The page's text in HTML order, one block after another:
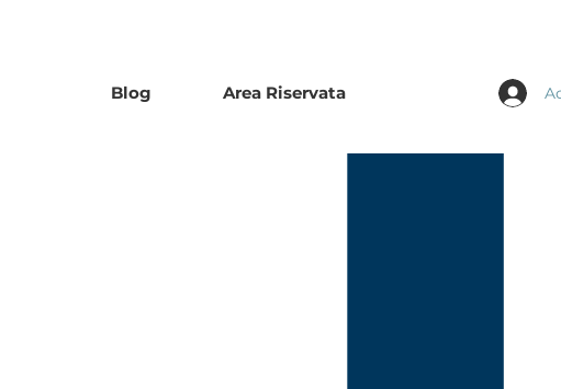
Blog Area Riservata